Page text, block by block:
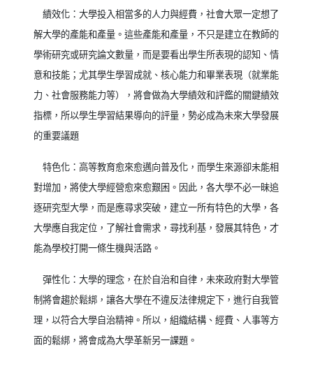
績效化：大學投入相當多的人力與經費，社會大眾一定想了
解大學的產能和產量。這些產能和產量，不只是建立在教師的
學術研究或研究論文數量，而是要看出學生所表現的認知、情
意和技能；尤其學生學習成就、核心能力和畢業表現（就業能
力、社會服務能力等），將會做為大學績效和評鑑的關鍵績效
指標，所以學生學習結果導向的評量，勢必成為未來大學發展
的重要議題
特色化：高等教育愈來愈邁向普及化，而學生來源卻未能相
對增加，將使大學經營愈來愈艱困。因此，各大學不必一昧追
逐研究型大學，而是應尋求突破，建立一所有特色的大學，各
大學應自我定位，了解社會需求，尋找利基，發展其特色，才
能為學校打開一條生機與活路。
彈性化：大學的理念，在於自治和自律，未來政府對大學管
制將會趨於鬆綁，讓各大學在不違反法律規定下，進行自我管
理，以符合大學自治精神。所以，組織結構、經費、人事等方
面的鬆綁，將會成為大學革新另一課題。